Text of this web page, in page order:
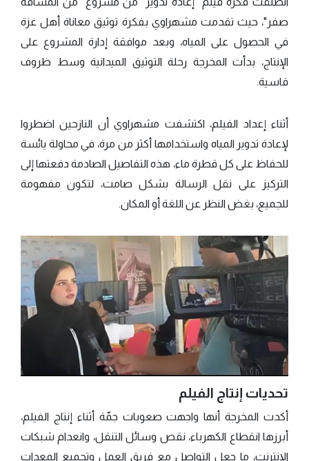
صفر"، حيث تقدمت مشهراوي بفكرة توثيق معاناة أهل غزة
في الحصول على المياه، وبعد موافقة إدارة المشروع على
الإنتاج، بدأت المخرجة رحلة التوثيق الميدانية وسط ظروف
قاسية.
أثناء إعداد الفيلم، اكتشفت مشهراوي أن النازحين اضطروا
لإعادة تدوير المياه واستخدامها أكثر من مرة، في محاولة يائسة
للحفاظ على كل قطرة ماء، هذه التفاصيل الصادمة دفعتها إلى
التركيز على نقل الرسالة بشكل صامت، لتكون مفهومة
للجميع، بغض النظر عن اللغة أو المكان.
تحديات إنتاج الفيلم
أكدت المخرجة أنها واجهت صعوبات جمّة أثناء إنتاج الفيلم،
أبرزها انقطاع الكهرباء، نقص وسائل التنقل، وانعدام شبكات
الإنترنت، ما جعل التواصل مع فريق العمل وتجميع المعدات